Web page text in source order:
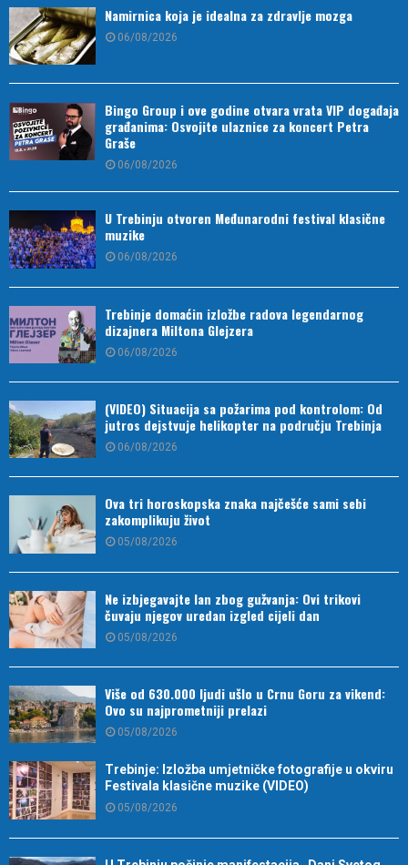
Namirnica koja je idealna za zdravlje mozga
06/08/2026
Bingo Group i ove godine otvara vrata VIP događaja
građanima: Osvojite ulaznice za koncert Petra
Graše
06/08/2026
U Trebinju otvoren Međunarodni festival klasične
muzike
06/08/2026
Trebinje domaćin izložbe radova legendarnog
dizajnera Miltona Glejzera
06/08/2026
(VIDEO) Situacija sa požarima pod kontrolom: Od
jutros dejstvuje helikopter na području Trebinja
06/08/2026
Ova tri horoskopska znaka najčešće sami sebi
zakomplikuju život
05/08/2026
Ne izbjegavajte lan zbog gužvanja: Ovi trikovi
čuvaju njegov uredan izgled cijeli dan
05/08/2026
Više od 630.000 ljudi ušlo u Crnu Goru za vikend:
Ovo su najprometniji prelazi
05/08/2026
Trebinje: Izložba umjetničke fotografije u okviru
Festivala klasične muzike (VIDEO)
05/08/2026